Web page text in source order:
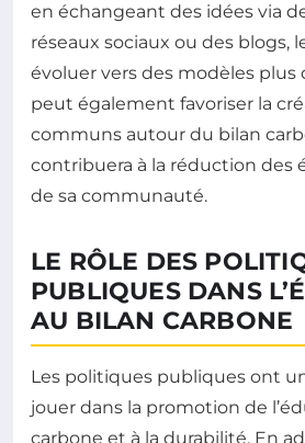
en échangeant des idées via
réseaux sociaux ou des blogs,
évoluer vers des modèles plus
peut également favoriser la
communs autour du bilan
contribuera à la réduction des
de sa communauté.
LE RÔLE DES
PUBLIQUES DANS
AU BILAN CARBONE
Les politiques publiques ont
jouer dans la promotion de
carbone et à la durabilité. En